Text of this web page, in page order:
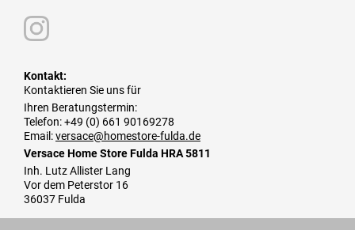
Kontakt:
Kontaktieren Sie uns für
Ihren Beratungstermin:
Telefon: +49 (0) 661 90169278
Email:versace@homestore-fulda.de
Versace Home Store Fulda HRA 5811
Inh. Lutz Allister Lang
Vor dem Peterstor 16
36037 Fulda